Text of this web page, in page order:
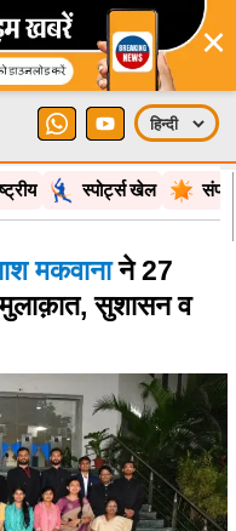
×
स्पोर्ट्स खेल
मकवानाने 27
मुलाक़ात, सुशासन व